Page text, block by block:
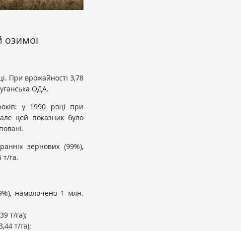
озимої
При врожайності 3,78
ОДА.
у 1990 році при
цей показник було
зернових (99%),
т/га.
намолочено 1 млн.
т/га);
т/га);